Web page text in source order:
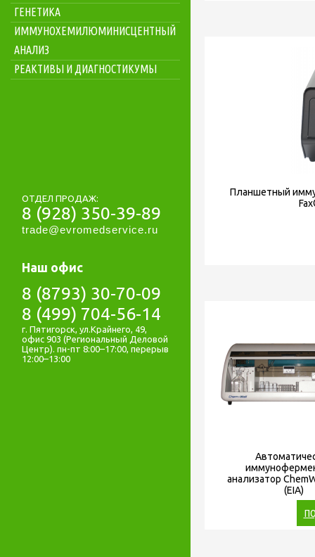
ГЕНЕТИКА
ИММУНОХЕМИЛЮМИНИСЦЕНТНЫЙ
АНАЛИЗ
РЕАКТИВЫ И ДИАГНОСТИКУМЫ
ОТДЕЛ ПРОДАЖ:
8 (928) 350-39-89
trade@evromedservice.ru
Наш офис
8 (8793) 30-70-09
8 (499) 704-56-14
г. Пятигорск, ул.Крайнего, 49,
офис 903 (Региональный Деловой
Центр). пн-пт 8:00–17:00, перерыв
12:00–13:00
Планшетный
анализатор
(EIA)